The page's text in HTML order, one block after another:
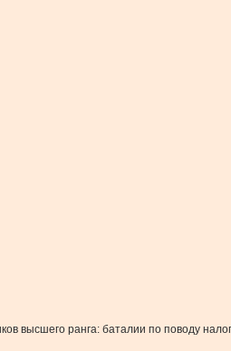
высшего ранга: баталии по поводу